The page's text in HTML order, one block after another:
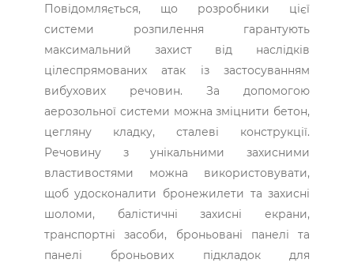
Повідомляється, що розробники цієї
системи розпилення гарантують
максимальний захист від наслідків
цілеспрямованих атак із застосуванням
вибухових речовин. За допомогою
аерозольної системи можна зміцнити бетон,
цегляну кладку, сталеві конструкції.
Речовину з унікальними захисними
властивостями можна використовувати,
щоб удосконалити бронежилети та захисні
шоломи, балістичні захисні екрани,
транспортні засоби, броньовані панелі та
панелі броньових підкладок для